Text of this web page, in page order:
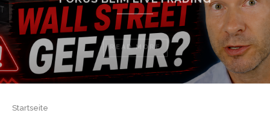
READ MORE
Startseite